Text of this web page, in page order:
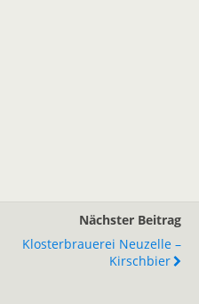
Nächster Beitrag
Klosterbrauerei Neuzelle –
Kirschbier